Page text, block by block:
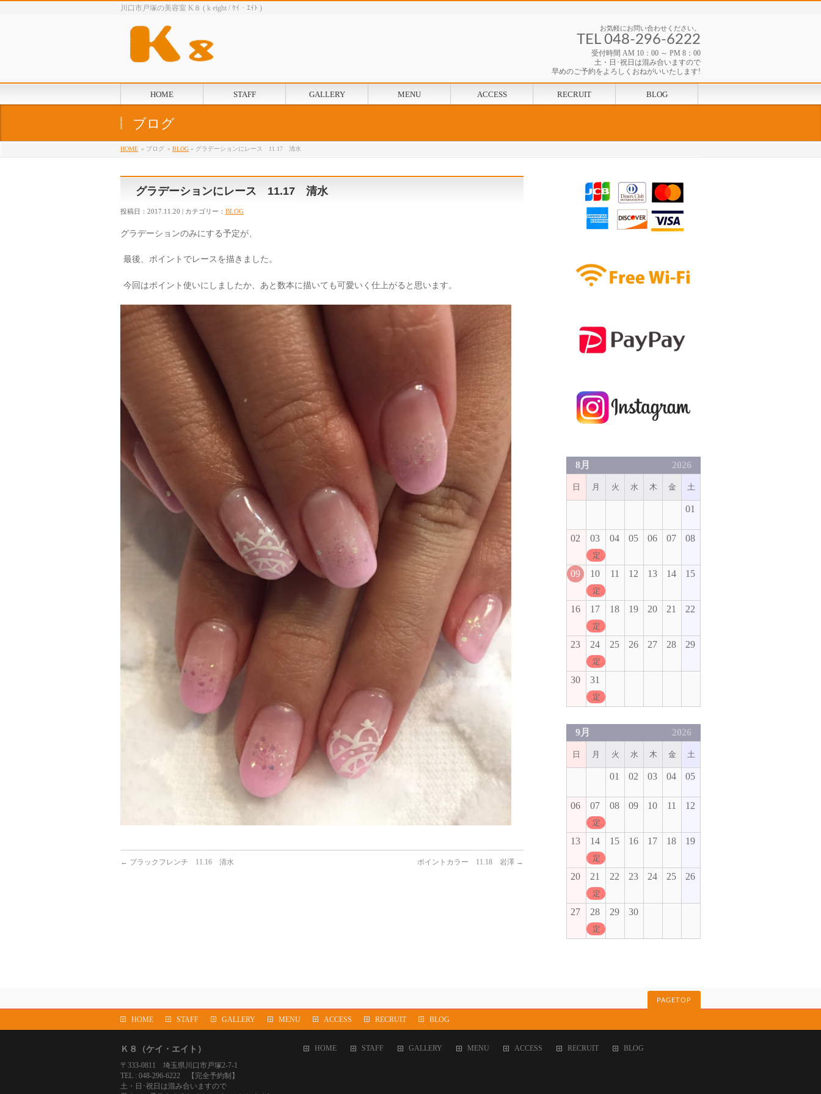
川口市戸塚の美容室 K８ ( k eight / ｹｲ・ｴｲﾄ )
お気軽にお問い合わせください。
TEL 048-296-6222
受付時間 AM 10：00 ～ PM 8：00
土・日･祝日は混み合いますので
早めのご予約をよろしくおねがいいたします!
HOME STAFF GALLERY MENU ACCESS RECRUIT BLOG
ブログ
HOME » ブログ » BLOG » グラデーションにレース 11.17 清水
グラデーションにレース 11.17 清水
投稿日：2017.11.20 | カテゴリー： BLOG
グラデーションのみにする予定が、
最後、ポイントでレースを描きました。
今回はポイント使いにしましたか、 あと数本に描いても可愛いく仕上がると思います。
← ブラックフレンチ 11.16 清水 ポイントカラー 11.18 岩澤 →
8月 2026
日 月 火 水 木 金 土
01
02 03
定休日
04 05 06 07 08
09 10
定休日
11 12 13 14 15
16 17
定休日
18 19 20 21 22
23 24
定休日
25 26 27 28 29
30 31
定休日
9月 2026
日 月 火 水 木 金 土
01 02 03 04 05
06 07
定休日
08 09 10 11 12
13 14
定休日
15 16 17 18 19
20 21
定休日
22 23 24 25 26
27 28
定休日
29 30
PAGETOP
HOME STAFF GALLERY MENU ACCESS RECRUIT BLOG
Ｋ８（ケイ・エイト）
〒333-0811 埼玉県川口市戸塚2-7-1
TEL : 048-296-6222 【完全予約制】
土・日･祝日は混み合いますので
HOME STAFF GALLERY MENU ACCESS RECRUIT BLOG